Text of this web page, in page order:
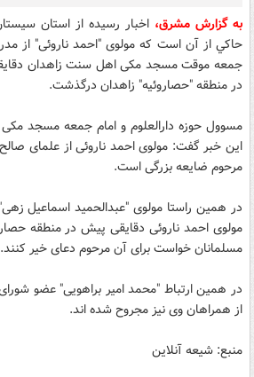
به گزارش مشرق، اخبار رسيده از استان
حاکي از آن است که مولوی "احمد ناروئی" از
جمعه موقت مسجد مکی اهل سنت زاهدان
در منطقه "حصاروئيه" زاهدان درگذشت.
مسوول حوزه دارالعلوم و امام جمعه مسجد
این خبر گفت: مولوی احمد ناروئی از علمای
مرحوم ضایعه بزرگی است.
در همين راستا مولوی "عبدالحمید اسماعیل
مولوی احمد ناروئی دقایقی پیش در منطقه
مسلمانان خواست برای آن مرحوم دعای خیر کنند.
در همین ارتباط "محمد امیر براهویی" عضو
از همراهان وی نیز مجروح شده اند.
منبع: شیعه آنلاین